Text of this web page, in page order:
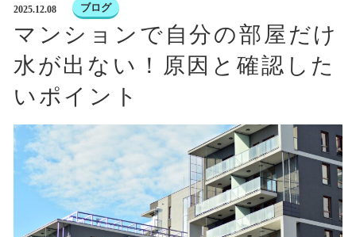
2025.12.08 ブログ
マンションで自分の部屋だけ
水が出ない！原因と確認した
いポイント